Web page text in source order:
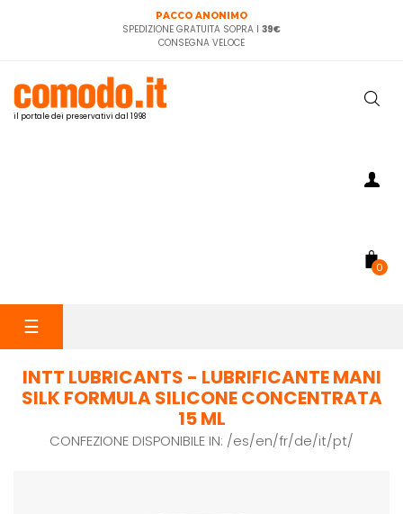
PACCO ANONIMO
SPEDIZIONE GRATUITA SOPRA I 39€
CONSEGNA VELOCE
il portale dei preservativi dal 1998
0
navigazione
☰
INTT LUBRICANTS - LUBRIFICANTE MANI
SILK FORMULA SILICONE CONCENTRATA
15 ML
CONFEZIONE DISPONIBILE IN: /es/en/fr/de/it/pt/